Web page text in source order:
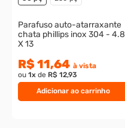
Adicionar ao carrinho
Parafuso auto-atarraxante
chata phillips inox 304 - 4.8
X 13
R$ 11,64 à vista
ou 1x de R$ 12,93